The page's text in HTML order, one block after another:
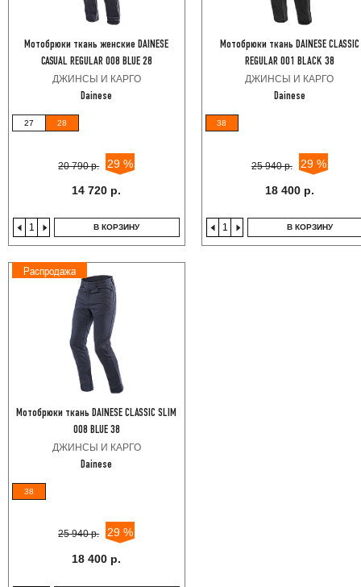
Мотобрюки ткань женские DAINESE
CASUAL REGULAR 008 BLUE 28
ДЖИНСЫ И КАРГО
Dainese
27 28
20 790 р. 29 %
14 720 р.
В КОРЗИНУ
Мотобрюки ткань DAINESE CLASSIC
REGULAR 001 BLACK 38
ДЖИНСЫ И КАРГО
Dainese
38
25 940 р. 29 %
18 400 р.
В КОРЗИНУ
Распродажа
Мотобрюки ткань DAINESE CLASSIC SLIM
008 BLUE 38
ДЖИНСЫ И КАРГО
Dainese
38
25 940 р. 29 %
18 400 р.